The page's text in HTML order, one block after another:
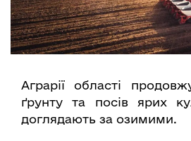
Аграрії області
ґрунту та посів ярих
доглядають за озимими.